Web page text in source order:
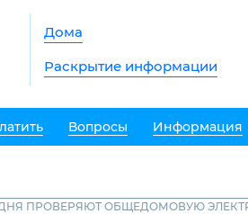
Дома
Раскрытие информации
Вопросы Информация
ПРОВЕРЯЮТ ОБЩЕДОМОВУЮ